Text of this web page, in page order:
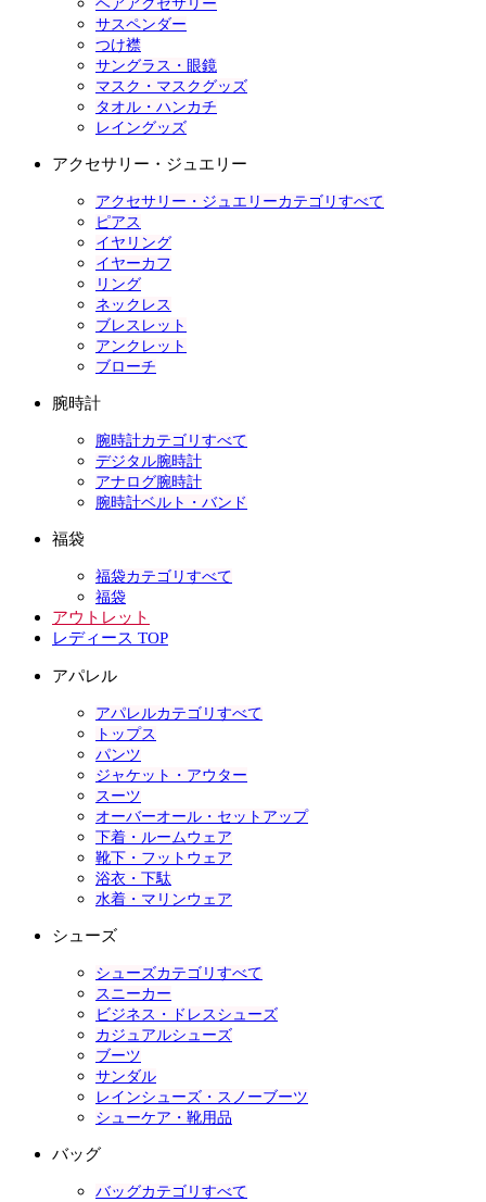
ヘアアクセサリー
サスペンダー
つけ襟
サングラス・眼鏡
マスク・マスクグッズ
タオル・ハンカチ
レイングッズ
アクセサリー・ジュエリー
アクセサリー・ジュエリーカテゴリすべて
ピアス
イヤリング
イヤーカフ
リング
ネックレス
ブレスレット
アンクレット
ブローチ
腕時計
腕時計カテゴリすべて
デジタル腕時計
アナログ腕時計
腕時計ベルト・バンド
福袋
福袋カテゴリすべて
福袋
アウトレット
レディース TOP
アパレル
アパレルカテゴリすべて
トップス
パンツ
ジャケット・アウター
スーツ
オーバーオール・セットアップ
下着・ルームウェア
靴下・フットウェア
浴衣・下駄
水着・マリンウェア
シューズ
シューズカテゴリすべて
スニーカー
ビジネス・ドレスシューズ
カジュアルシューズ
ブーツ
サンダル
レインシューズ・スノーブーツ
シューケア・靴用品
バッグ
バッグカテゴリすべて